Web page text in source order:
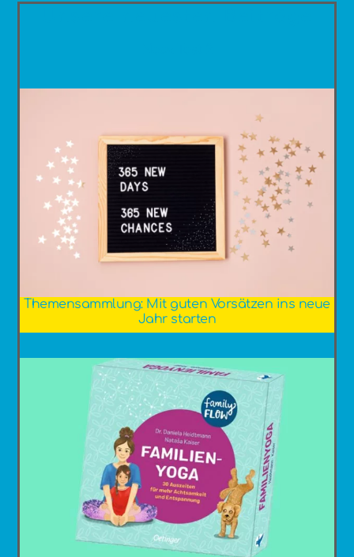
Themensammlung: Mit guten Vorsätzen ins neue
Jahr starten